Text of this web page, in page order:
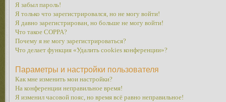
Я забыл пароль!
Я только что зарегистрировался, но не могу войти!
Я давно зарегистрирован, но больше не могу войти!
Что такое COPPA?
Почему я не могу зарегистрироваться?
Что делает функция «Удалить cookies конференции»?
Параметры и настройки пользователя
Как мне изменить мои настройки?
На конференции неправильное время!
Я изменил часовой пояс, но время всё равно неправильное!